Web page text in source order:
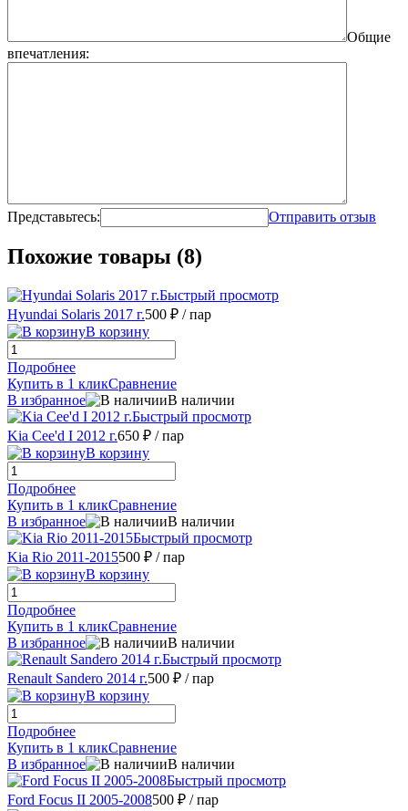
Общие
впечатления:
Представьтесь: Отправить отзыв
Похожие товары (8)
Быстрый просмотр
Hyundai Solaris 2017 г.500 ₽ / пар
В корзину
Подробнее
Купить в 1 кликСравнение
В избранное
В наличии
Быстрый просмотр
Kia Cee'd I 2012 г.650 ₽ / пар
В корзину
Подробнее
Купить в 1 кликСравнение
В избранное
В наличии
Быстрый просмотр
Kia Rio 2011-2015500 ₽ / пар
В корзину
Подробнее
Купить в 1 кликСравнение
В избранное
В наличии
Быстрый просмотр
Renault Sandero 2014 г.500 ₽ / пар
В корзину
Подробнее
Купить в 1 кликСравнение
В избранное
В наличии
Быстрый просмотр
Ford Focus II 2005-2008500 ₽ / пар